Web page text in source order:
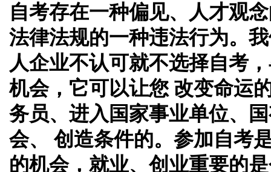
自考存在一种偏见、人才观
法律法规的一种违法行为。
人企业不认可就不选择自考
机会，它可以让您 改变命运
务员、进入国家事业单位、
会、 创造条件的。参加自考
的机会，就业、创业重要的